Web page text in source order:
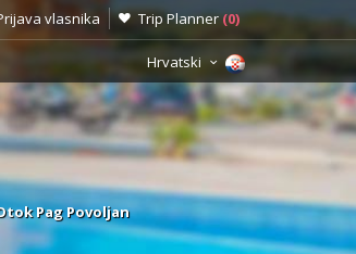
vlasnika Trip Planner(0)
Hrvatski
Pag Povoljan